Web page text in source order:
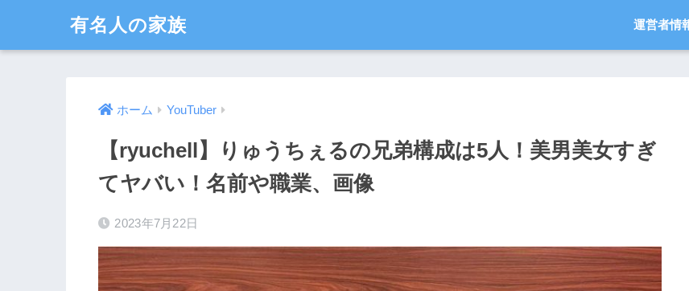
有名人の家族 運営者情
ホーム YouTuber
【ryuchell】りゅうちぇるの兄弟構成は5人！美男美女すぎ
てヤバい！名前や職業、画像
2023年7月22日